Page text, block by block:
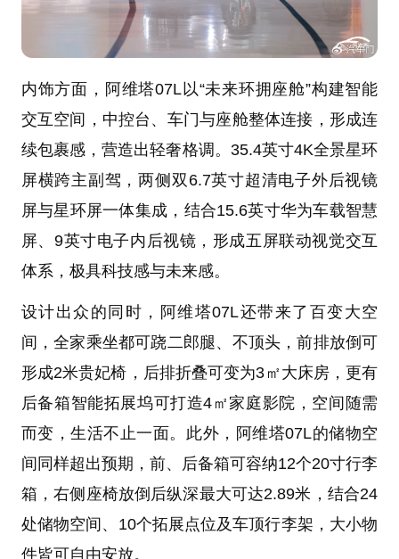
内饰方面，阿维塔07L以“未来环拥座舱”构建智能
交互空间，中控台、车门与座舱整体连接，形成连
续包裹感，营造出轻奢格调。35.4英寸4K全景星环
屏横跨主副驾，两侧双6.7英寸超清电子外后视镜
屏与星环屏一体集成，结合15.6英寸华为车载智慧
屏、9英寸电子内后视镜，形成五屏联动视觉交互
体系，极具科技感与未来感。
设计出众的同时，阿维塔07L还带来了百变大空
间，全家乘坐都可跷二郎腿、不顶头，前排放倒可
形成2米贵妃椅，后排折叠可变为3㎡大床房，更有
后备箱智能拓展坞可打造4㎡家庭影院，空间随需
而变，生活不止一面。此外，阿维塔07L的储物空
间同样超出预期，前、后备箱可容纳12个20寸行李
箱，右侧座椅放倒后纵深最大可达2.89米，结合24
处储物空间、10个拓展点位及车顶行李架，大小物
件皆可自由安放。